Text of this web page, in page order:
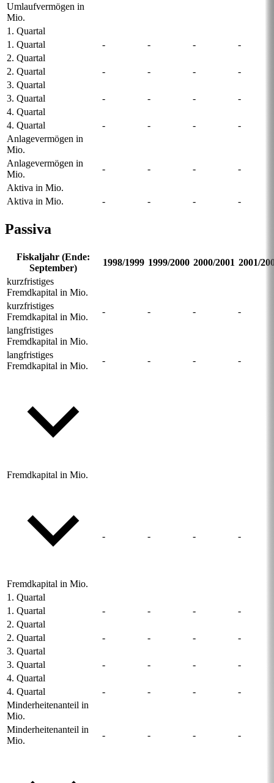
Umlaufvermögen in
Mio.
1. Quartal
1. Quartal
- - -
-
2. Quartal
2. Quartal
- - -
-
3. Quartal
3. Quartal
- - -
-
4. Quartal
4. Quartal
- - -
-
Anlagevermögen in
Mio.
Anlagevermögen in
Mio.
- - -
-
Aktiva in Mio.
Aktiva in Mio.
- - - -
Passiva
Fiskaljahr (Ende:
September)
1998/1999 1999/2000 2000/2001 2001/
kurzfristiges
Fremdkapital in Mio.
kurzfristiges
Fremdkapital in Mio.
- - -
-
langfristiges
Fremdkapital in Mio.
langfristiges
Fremdkapital in Mio.
- - - -
Fremdkapital in Mio.
Fremdkapital in Mio.
- - - -
1. Quartal
1. Quartal
- - -
-
2. Quartal
2. Quartal
- - -
-
3. Quartal
3. Quartal
- - -
-
4. Quartal
4. Quartal
- - -
-
Minderheitenanteil in
Mio.
Minderheitenanteil in
Mio.
- - - -